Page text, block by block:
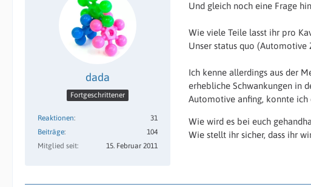
dada
Fortgeschrittener
Reaktionen
31
Beiträge
104
Mitglied seit
15. Februar 2011
Und gleich noch eine Frage
Wie viele Teile lasst ihr pro
Unser status quo (Automotive
Ich kenne allerdings aus der
erhebliche Schwankungen in
Automotive anfing, konnte ich
Wie wird es bei euch
Wie stellt ihr sicher, dass ihr